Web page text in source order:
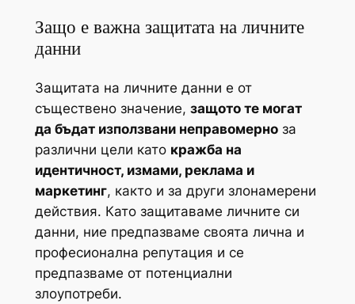
Защо е важна защитата на личните
данни
Защитата на личните данни е от
съществено значение, защото те могат
да бъдат използвани неправомерноза
различни цели като кражба на
идентичност, измами, реклама и
маркетинг, както и за други злонамерени
действия. Като защитаваме личните си
данни, ние предпазваме своята лична и
професионална репутация и се
предпазваме от потенциални
злоупотреби.